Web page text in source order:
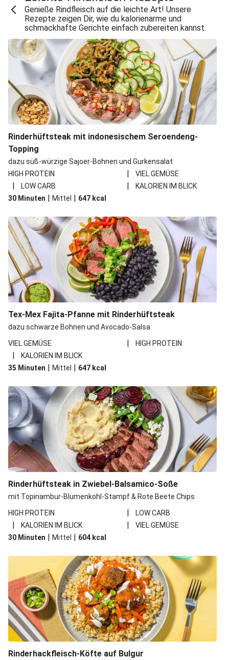
Polpette! Italienische Hackbällchen
Rindfleischköfte auf goldenem Sultaninen-Reis
Sloppy Joe! Burger mit Rinderhackfleischsoße
BBQ Burritos mit Hackfleisch
Argentinische Fleischplatte mit Chimichurri-Reis
Korean Beef Sandwich mit Karotten
Hackbällchen in Senfsoße
Mexikanische Spaghetti Bolognese
BBQ-Burger mit Bacon und Käse
Quesadillas mit käsiger Rinderhackfleischfüllung
Tacos mit Hackfleisch und Hummus
Rinderhackbällchen-Pfanne mit Paprikagemüse
Kohlrabi-Eintopf mit Königsberger Klopsen
Genieße Rindfleisch auf die leichte Art! Unsere
Rezepte zeigen Dir, wie du kalorienarme und
schmackhafte Gerichte einfach zubereiten kannst.
Rinderhüftsteak mit indonesischem Seroendeng-
Topping
dazu süß-würzige Sajoer-Bohnen und Gurkensalat
HIGH PROTEIN
| VIEL GEMÜSE
| LOW CARB |
KALORIEN IM BLICK
30 Minuten | Mittel | 647 kcal
Tex-Mex Fajita-Pfanne mit Rinderhüftsteak
dazu schwarze Bohnen und Avocado-Salsa
VIEL GEMÜSE
| HIGH PROTEIN
|
KALORIEN IM BLICK
35 Minuten | Mittel | 647 kcal
Rinderhüftsteak in Zwiebel-Balsamico-Soße
mit Topinambur-Blumenkohl-Stampf & Rote Beete Chips
HIGH PROTEIN
| LOW CARB
| KALORIEN IM BLICK |
VIEL GEMÜSE
30 Minuten | Mittel | 604 kcal
Rinderhackfleisch-Köfte auf Bulgur